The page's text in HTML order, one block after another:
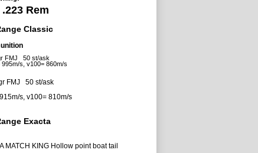
Rem
Classic
FMJ 50 st/ask
v100= 860m/s
FMJ 50 st/ask
s, v100= 810m/s
Exacta
MATCH KING Hollow point boat tail